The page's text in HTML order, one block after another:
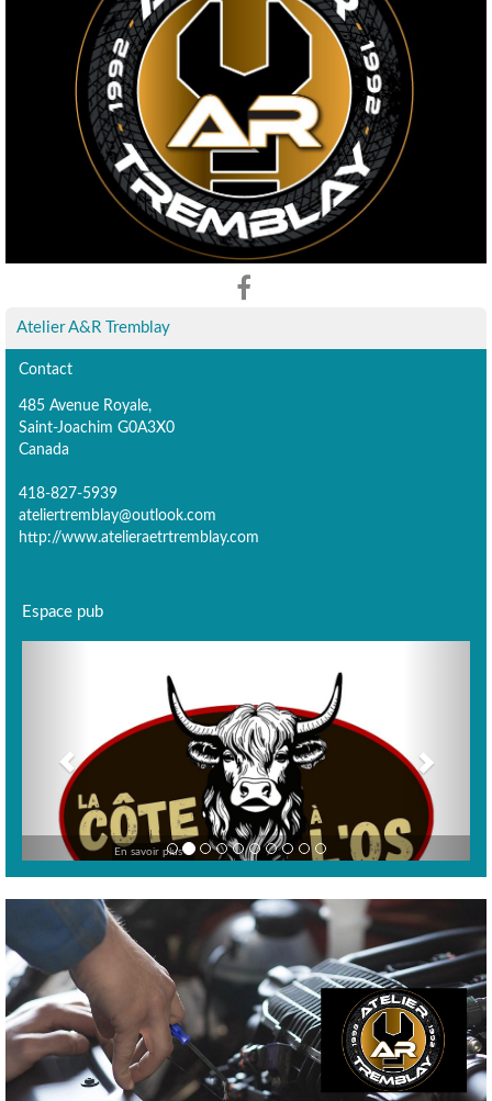
Atelier A&R Tremblay
Contact
485 Avenue Royale,
Saint-Joachim G0A3X0
Canada
418-827-5939
ateliertremblay@outlook.com
http://www.atelieraetrtremblay.com
Espace pub
En savoir plus >